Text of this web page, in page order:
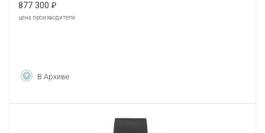
877 300 ₽
цена производителя
В Архиве